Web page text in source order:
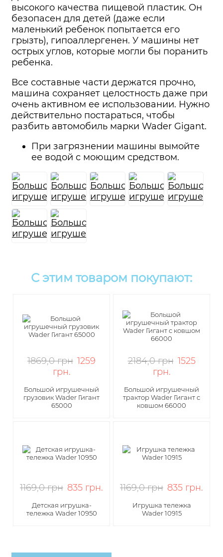
высокого качества пищевой пластик. Он
безопасен для детей (даже если
маленький ребенок попытается его
грызть), гипоаллергенен. У машины нет
острых углов, которые могли бы поранить
ребенка.
Все составные части держатся прочно,
машина сохраняет целостность даже при
очень активном ее использовании. Нужно
действительно постараться, чтобы
разбить автомобиль марки Wader Gigant.
При загрязнении машины вымойте
ее водой с моющим средством.
С этим товаром покупают:
1869,0 грн 1259
грн.
Большой игрушечный
грузовик Wader Гигант
65000
2184,0 грн 1525
грн.
Большой игрушечный
трактор Wader Гигант с
ковшом 66000
1169,0 грн 835 грн.
Детская игрушка-
тележка Wader 10950
1169,0 грн 835 грн.
Игрушка тележка
Wader 10915